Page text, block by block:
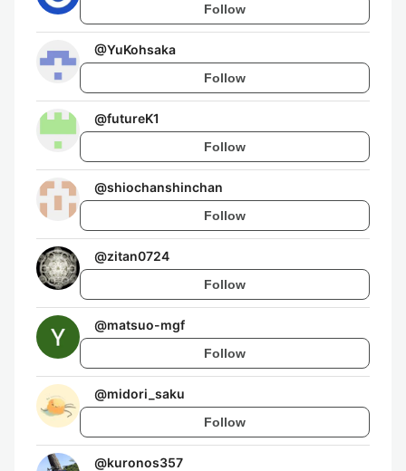
Follow
@YuKohsaka
Follow
@futureK1
Follow
@shiochanshinchan
Follow
@zitan0724
Follow
@matsuo-mgf
Follow
@midori_saku
Follow
@kuronos357